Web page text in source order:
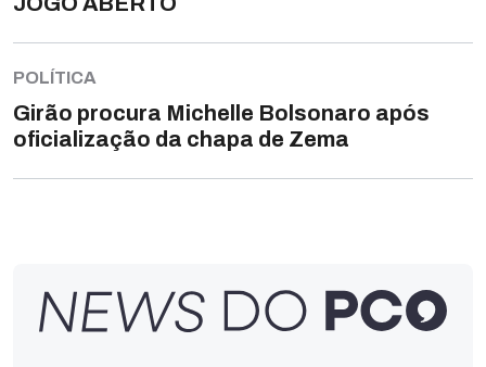
POLÍTICA
Girão procura Michelle Bolsonaro após
oficialização da chapa de Zema